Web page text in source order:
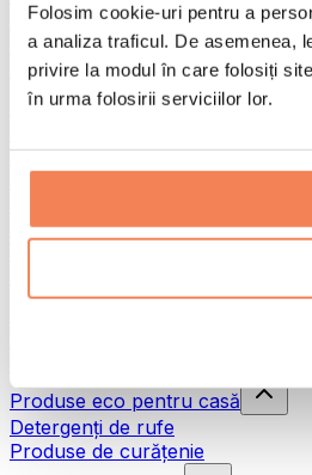
Folosim cookie-uri pentru a
a analiza traficul. De asemenea,
privire la modul în care folosiți
în urma folosirii serviciilor lor.
Genți și accesorii pentru alimente
Genți pentru sala de sport
Rucsacuri
Accesorii în funcție de activitate
Sporturi de contact
Terapie prin frig
Produse eco pentru casă
Detergenți de rufe
Produse de curățenie